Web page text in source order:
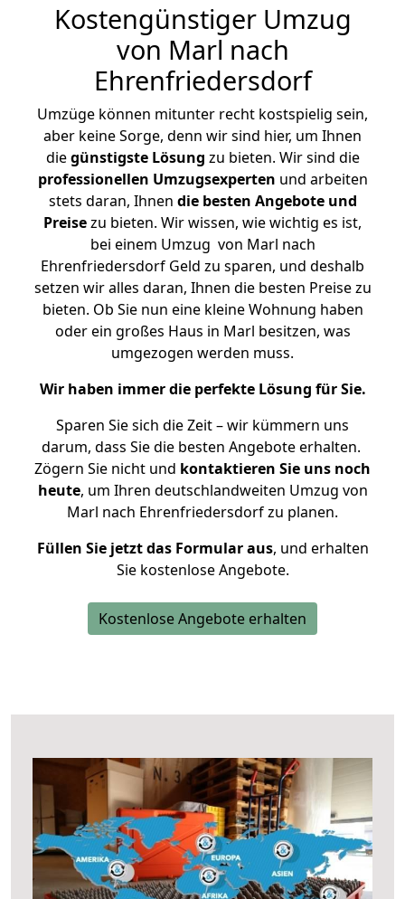
Kostengünstiger Umzug
von Marl nach
Ehrenfriedersdorf
Umzüge können mitunter recht kostspielig sein,
aber keine Sorge, denn wir sind hier, um Ihnen
diegünstigste Lösung zu bieten. Wir sind die
professionellen Umzugsexperten und arbeiten
stets daran, Ihnen die besten Angebote und
Preisezu bieten. Wir wissen, wie wichtig es ist,
bei einem Umzug von Marl nach
Ehrenfriedersdorf Geld zu sparen, und deshalb
setzen wir alles daran, Ihnen die besten Preise zu
bieten. Ob Sie nun eine kleine Wohnung haben
oder ein großes Haus in Marl besitzen, was
umgezogen werden muss.
Wir haben immer die perfekte Lösung für Sie.
Sparen Sie sich die Zeit – wir kümmern uns
darum, dass Sie die besten Angebote erhalten.
Zögern Sie nicht und kontaktieren Sie uns noch
heute, um Ihren deutschlandweiten Umzug von
Marl nach Ehrenfriedersdorf zu planen.
Füllen Sie jetzt das Formular aus, und erhalten
Sie kostenlose Angebote.
Kostenlose Angebote erhalten